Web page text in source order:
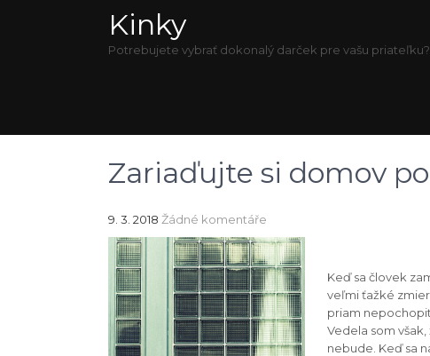
Kinky
Potrebujete vybrať dokonalý darček pre vašu
Zariaďujte si domov
9. 3. 2018 Žádné komentáře
Keď sa človek
veľmi ťažké
priam
Vedela som
nebude. Keď sa